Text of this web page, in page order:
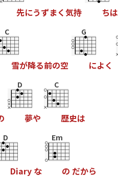
先にうずまく気持 ちは
C
雪が降る前の空
G
によ く
D
夢や
C
歴史は
D
Diary な
Em
の だから